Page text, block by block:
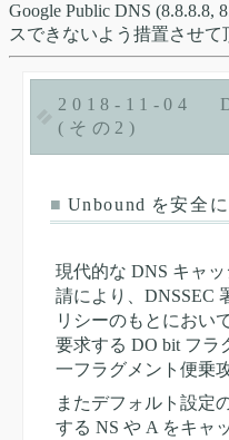
Google Public DNS (8.8.8.8,
スできないよう措置させて
2018-11-04
(その2)
■ Unbound を安全に
現代的な DNS キャ
請により、DNSSEC
リシーのもとにおい
要求する DO bit フラ
一フラグメント便乗
またデフォルト設定
する NS や A をキャ